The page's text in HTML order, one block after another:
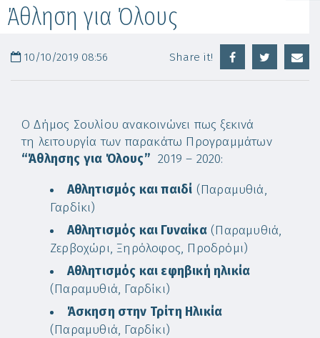
Άθληση για Όλους
10/10/2019 08:56 Share it!
Ο Δήμος Σουλίου ανακοινώνει πως ξεκινά
τη λειτουργία των παρακάτω Προγραμμάτων
“Άθλησης για Όλους” 2019 – 2020:
Αθλητισμός και παιδί (Παραμυθιά,
Γαρδίκι)
Αθλητισμός και Γυναίκα(Παραμυθιά,
Ζερβοχώρι, Ξηρόλοφος, Προδρόμι)
Αθλητισμός και εφηβική ηλικία
(Παραμυθιά, Γαρδίκι)
Άσκηση στην Τρίτη Ηλικία
(Παραμυθιά, Γαρδίκι)